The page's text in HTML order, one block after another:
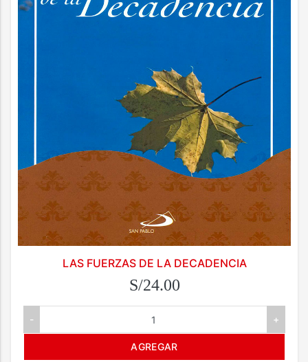
LAS FUERZAS DE LA DECADENCIA
S/24.00
- +
AGREGAR